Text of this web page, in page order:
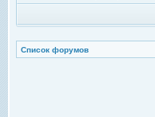
Список форумов